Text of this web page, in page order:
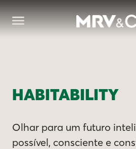
HABITABILITY
Olhar para um futuro
possível, consciente e